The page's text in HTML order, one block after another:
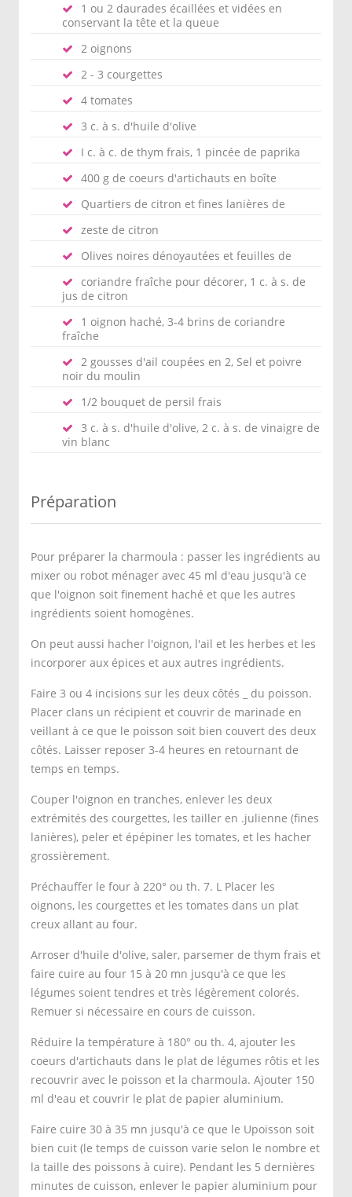
1 ou 2 daurades écaillées et vidées en
conservant la tête et la queue
2 oignons
2 - 3 courgettes
4 tomates
3 c. à s. d'huile d'olive
I c. à c. de thym frais, 1 pincée de paprika
400 g de coeurs d'artichauts en boîte
Quartiers de citron et fines lanières de
zeste de citron
Olives noires dénoyautées et feuilles de
coriandre fraîche pour décorer, 1 c. à s. de
jus de citron
1 oignon haché, 3-4 brins de coriandre
fraîche
2 gousses d'ail coupées en 2, Sel et poivre
noir du moulin
1/2 bouquet de persil frais
3 c. à s. d'huile d'olive, 2 c. à s. de vinaigre de
vin blanc
Préparation
Pour préparer la charmoula : passer les ingrédients au
mixer ou robot ménager avec 45 ml d'eau jusqu'à ce
que l'oignon soit finement haché et que les autres
ingrédients soient homogènes.
On peut aussi hacher l'oignon, l'ail et les herbes et les
incorporer aux épices et aux autres ingrédients.
Faire 3 ou 4 incisions sur les deux côtés _ du poisson.
Placer clans un récipient et couvrir de marinade en
veillant à ce que le poisson soit bien couvert des deux
côtés. Laisser reposer 3-4 heures en retournant de
temps en temps.
Couper l'oignon en tranches, enlever les deux
extrémités des courgettes, les tailler en .julienne (fines
lanières), peler et épépiner les tomates, et les hacher
grossièrement.
Préchauffer le four à 220° ou th. 7. L Placer les
oignons, les courgettes et les tomates dans un plat
creux allant au four.
Arroser d'huile d'olive, saler, parsemer de thym frais et
faire cuire au four 15 à 20 mn jusqu'à ce que les
légumes soient tendres et très légèrement colorés.
Remuer si nécessaire en cours de cuisson.
Réduire la température à 180° ou th. 4, ajouter les
coeurs d'artichauts dans le plat de légumes rôtis et les
recouvrir avec le poisson et la charmoula. Ajouter 150
ml d'eau et couvrir le plat de papier aluminium.
Faire cuire 30 à 35 mn jusqu'à ce que le Upoisson soit
bien cuit (le temps de cuisson varie selon le nombre et
la taille des poissons à cuire). Pendant les 5 dernières
minutes de cuisson, enlever le papier aluminium pour